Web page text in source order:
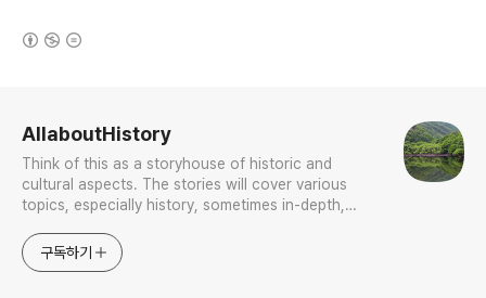
AllaboutHistory
Think of this as a storyhouse of historic and
cultural aspects. The stories will cover various
topics, especially history, sometimes in-depth,
approach will be to resist any common sense or
generalized viewpoint
구독하기